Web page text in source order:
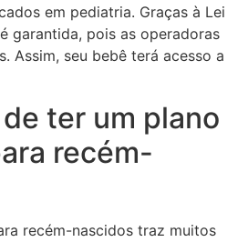
em pediatria. Graças à Lei
garantida, pois as operadoras
Assim, seu bebê terá acesso a
ter um plano
recém-
recém-nascidos traz muitos